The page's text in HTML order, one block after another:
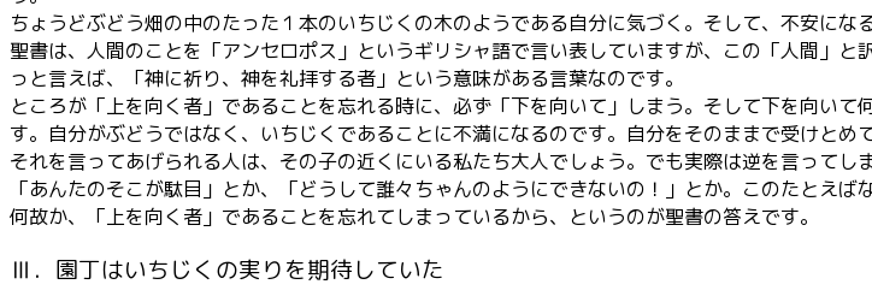
ちょうどぶどう畑の中のたった１本のいちじくの木のようである自分に気づく。そして、不安にな
聖書は、人間のことを「アンセロポス」というギリシャ語で言い表していますが、この「人間」
っと言えば、「神に祈り、神を礼拝する者」という意味がある言葉なのです。
ところが「上を向く者」であることを忘れる時に、必ず「下を向いて」しまう。そして下を向い
す。自分がぶどうではなく、いちじくであることに不満になるのです。自分をそのままで受けとめ
それを言ってあげられる人は、その子の近くにいる私たち大人でしょう。でも実際は逆を言ってし
「あんたのそこが駄目」とか、「どうして誰々ちゃんのようにできないの！」とか。このたとえ
何故か、「上を向く者」であることを忘れてしまっているから、というのが聖書の答えです。
Ⅲ．園丁はいちじくの実りを期待していた